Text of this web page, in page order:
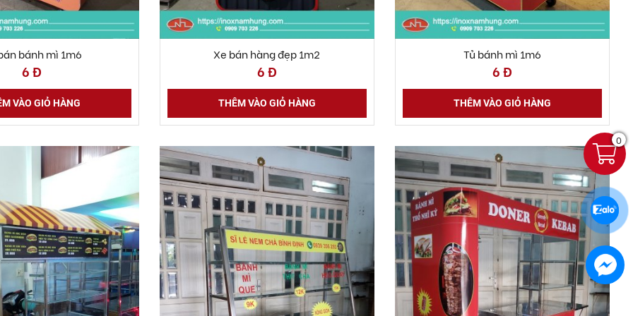
bánh mì 1m6
6 Đ
VÀO GIỎ HÀNG
Xe bán hàng đẹp 1m2
6 Đ
THÊM VÀO GIỎ HÀNG
Tủ bánh mì 1m6
6 Đ
THÊM VÀO GIỎ HÀNG
0